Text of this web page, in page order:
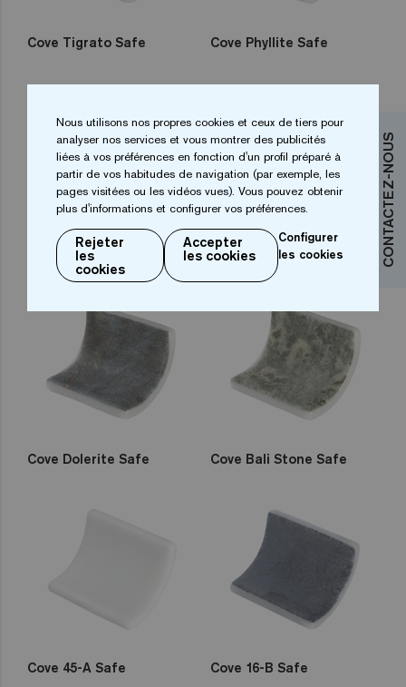
CONTACTEZ-NOUS
Cove Tigrato Safe Cove Phyllite Safe
Cove Bluestone Safe Cove Sandstone Safe
Cove Dolerite Safe Cove Bali Stone Safe
Cove 45-A Safe Cove 16-B Safe
Nous utilisons nos propres cookies et ceux de tiers pour
analyser nos services et vous montrer des publicités
liées à vos préférences en fonction d'un profil préparé à
partir de vos habitudes de navigation (par exemple, les
pages visitées ou les vidéos vues). Vous pouvez obtenir
plus d'informations et configurer vos préférences.
Rejeter
les
cookies
Accepter
les cookies
Configurer
les cookies